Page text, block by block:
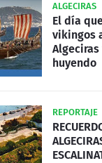
ALGECIRAS
El día
vikingos
huyendo
REPORTAJE